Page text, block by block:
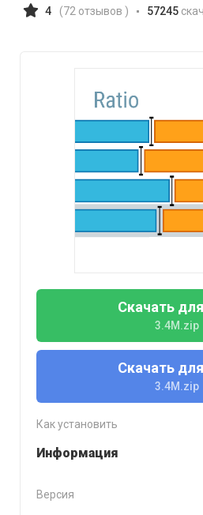
4 (72 отзывов ) 57245
Скачать
3.4M.zip
Скачать
3.4M.zip
Как установить
Информация
Версия